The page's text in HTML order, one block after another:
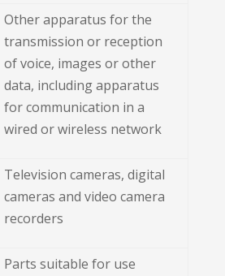
Other apparatus for the
transmission or reception
of voice, images or other
data, including apparatus
for communication in a
wired or wireless network
Television cameras, digital
cameras and video camera
recorders
Parts suitable for use